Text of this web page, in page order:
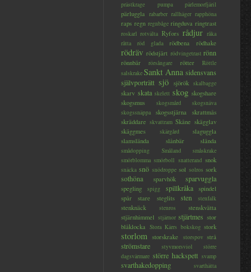
prästkrage pumpa pärlemorfjäril
pärluggla rabarber rallhäger rapphöna
raps regn regnbåge ringduva ringtrast
roskarl rotvälta Ryfors rådjur råka
råtta
röd glada rödbena rödhake
rödräv rödstjärt rödvingetrast rönn
rönnbär rörsångare rötter
Röttle
salskrakeSankt Anna sidensvans
självporträtt sjö sjörök skalbagge
skarv skata skelett skog skogshare
skogsmus
skogsmård
skogsnäva
skogssnäppa
skogsstjärna
skrattmås
skräddare skvattram Skåne skägglav
skäggmes
skärgård
slaguggla
slamslända
slånbär slända
smådopping Småland
småskrake
smörblomma smörboll snatterand snok
snäcka snö snödroppe sol solros sork
sothöna sparvhök sparvuggla
spegling spigg spillkråka
spindel
spår
stare steglits sten stenfalk
stenknäck stenros
stenskvätta
stjärnhimmel stjärnor stjärtmes stor
blåklocka Stora Kärrs bokskog stork
storlom storskrake storspov strå
strömstare styvmorsviol
större
dagsvärmare större hackspett svamp
svarthakedopping
svarthätta